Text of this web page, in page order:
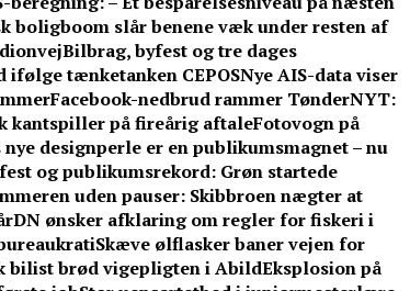
boligboom slår benene væk under resten af
Bilbrag, byfest og tre dages
tænketanken CEPOSNye AIS-data viser
Facebook-nedbrud rammer TønderNYT:
kantspiller på fireårig aftaleFotovogn på
nye designperle er en publikumsmagnet – nu
og publikumsrekord: Grøn startede
uden pauser: Skibbroen nægter at
DN ønsker afklaring om regler for fiskeri i
Skæve ølflasker baner vejen for
bilist brød vigepligten i AbildEksplosion på